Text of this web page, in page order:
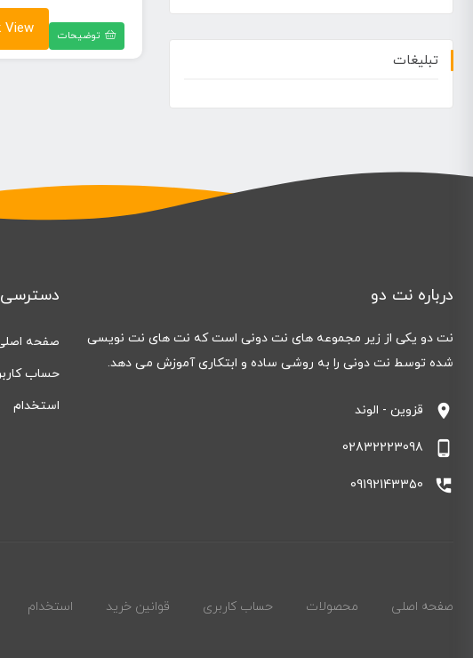
توضیحات View
تبلیغات
درباره نت دو
نت دو یکی از زیر مجموعه های نت دونی است که نت های نت نویسی
شده توسط نت دونی را به روشی ساده و ابتکاری آموزش می دهد.
location_on قزوین - الوند
phone_android
02832223098
perm_phone_msg
09192143350
صفحه
حساب
استخدام
صفحه اصلی محصولات حساب کاربری قوانین خرید استخدام